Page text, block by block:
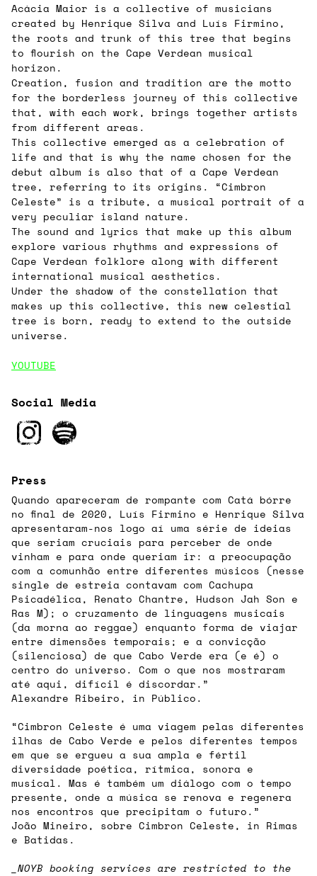
Acácia Maior is a collective of musicians
created by Henrique Silva and Luís Firmino,
the roots and trunk of this tree that begins
to flourish on the Cape Verdean musical
horizon.
Creation, fusion and tradition are the motto
for the borderless journey of this collective
that, with each work, brings together artists
from different areas.
This collective emerged as a celebration of
life and that is why the name chosen for the
debut album is also that of a Cape Verdean
tree, referring to its origins. “Cimbron
Celeste” is a tribute, a musical portrait of a
very peculiar island nature.
The sound and lyrics that make up this album
explore various rhythms and expressions of
Cape Verdean folklore along with different
international musical aesthetics.
Under the shadow of the constellation that
makes up this collective, this new celestial
tree is born, ready to extend to the outside
universe.
YOUTUBE
Social Media
Press
Quando apareceram de rompante com Catá bórre
no final de 2020, Luís Firmino e Henrique Silva
apresentaram-nos logo aí uma série de ideias
que seriam cruciais para perceber de onde
vinham e para onde queriam ir: a preocupação
com a comunhão entre diferentes músicos (nesse
single de estreia contavam com Cachupa
Psicadélica, Renato Chantre, Hudson Jah Son e
Ras M); o cruzamento de linguagens musicais
(da morna ao reggae) enquanto forma de viajar
entre dimensões temporais; e a convicção
(silenciosa) de que Cabo Verde era (e é) o
centro do universo. Com o que nos mostraram
até aqui, difícil é discordar.”
Alexandre Ribeiro, in Público.
“Cimbron Celeste é uma viagem pelas diferentes
ilhas de Cabo Verde e pelos diferentes tempos
em que se ergueu a sua ampla e fértil
diversidade poética, rítmica, sonora e
musical. Mas é também um diálogo com o tempo
presente, onde a música se renova e regenera
nos encontros que precipitam o futuro.”
João Mineiro, sobre Cimbron Celeste, in Rimas
e Batidas.
_NOYB booking services are restricted to the